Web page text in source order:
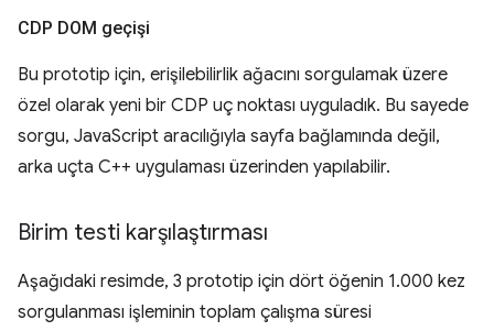
CDP DOM geçişi
Bu prototip için, erişilebilirlik ağacını sorgulamak üzere
özel olarak yeni bir CDP uç noktası uyguladık. Bu sayede
sorgu, JavaScript aracılığıyla sayfa bağlamında değil,
arka uçta C++ uygulaması üzerinden yapılabilir.
Birim testi karşılaştırması
Aşağıdaki resimde, 3 prototip için dört öğenin 1.000 kez
sorgulanması işleminin toplam çalışma süresi